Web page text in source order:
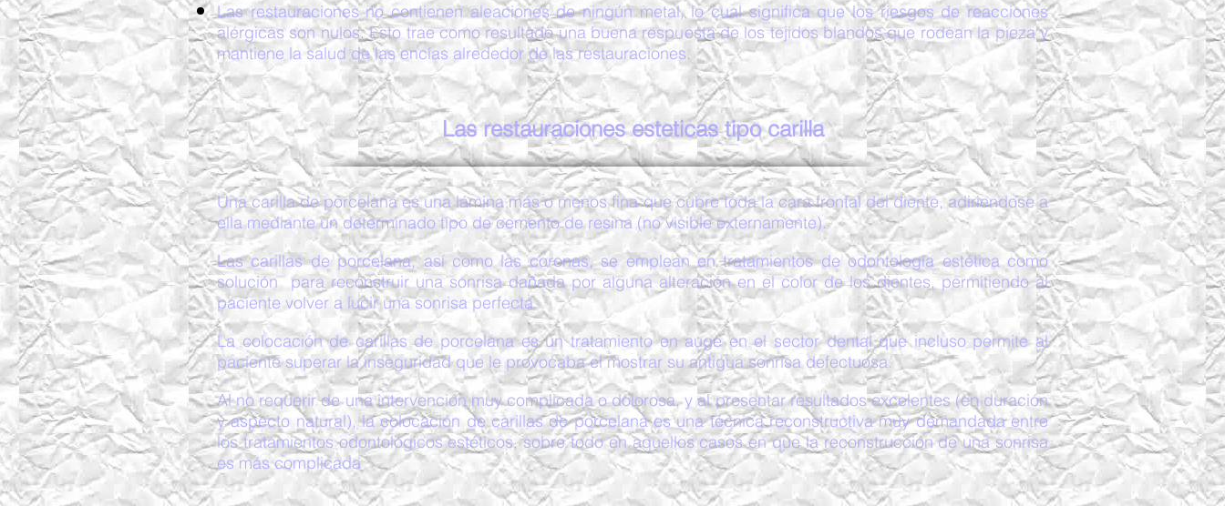
Las restauraciones no contienen aleaciones de ningún metal, lo cual significa que los riesgos de reacciones
alérgicas son nulos. Esto trae como resultado una buena respuesta de los tejidos blandos que rodean la pieza y
mantiene la salud de las encías alrededor de las restauraciones.
Las restauraciones esteticas tipo carilla
Una carilla de porcelana es una lámina más o menos fina que cubre toda la cara frontal del diente, adiriendose a
ella mediante un determinado tipo de cemento de resina (no visible externamente).
Las carillas de porcelana, así como las coronas, se emplean en tratamientos de odontología estética como
solución para reconstruir una sonrisa dañada por alguna alteración en el color de los dientes, permitiendo al
paciente volver a lucir una sonrisa perfecta.
La colocación de carillas de porcelana es un tratamiento en auge en el sector dental que incluso permite al
paciente superar la inseguridad que le provocaba el mostrar su antigua sonrisa defectuosa.
Al no requerir de una intervención muy complicada o dolorosa, y al presentar resultados excelentes (en duración
y aspecto natural), la colocación de carillas de porcelana es una técnica reconstructiva muy demandada entre
los tratamientos odontológicos estéticos, sobre todo en aquellos casos en que la reconstrucción de una sonrisa
es más complicada